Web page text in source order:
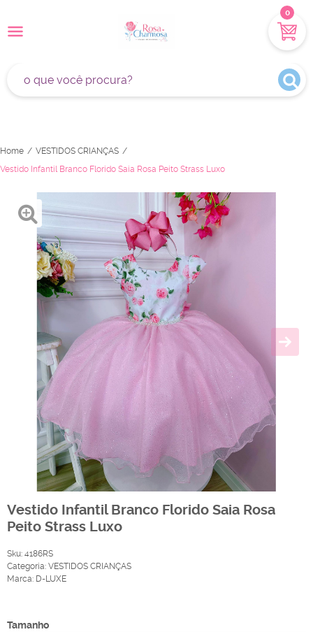
0
Home
VESTIDOS CRIANÇAS
Vestido Infantil Branco Florido Saia Rosa Peito Strass Luxo
Vestido Infantil Branco Florido Saia Rosa
Peito Strass Luxo
Sku: 4186RS
Categoria: VESTIDOS CRIANÇAS
Marca: D-LUXE
Tamanho